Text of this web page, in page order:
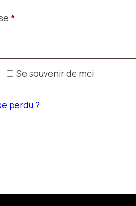
*
Se souvenir de moi
perdu ?